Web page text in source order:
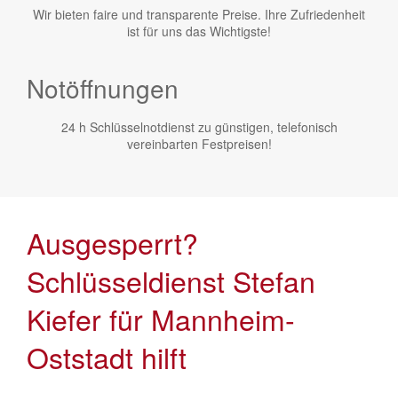
Wir bieten faire und transparente Preise. Ihre Zufriedenheit
ist für uns das Wichtigste!
Notöffnungen
24 h Schlüsselnotdienst zu günstigen, telefonisch
vereinbarten Festpreisen!
Ausgesperrt?
Schlüsseldienst Stefan
Kiefer für Mannheim-
Oststadt hilft